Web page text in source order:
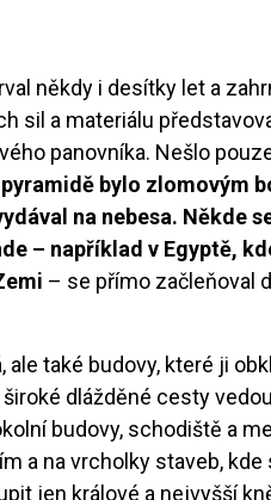
někdy i desítky let a
sil a materiálu
panovníka. Nešlo
bylo zlomovým
na nebesa. Někde
– například v Egyptě,
– se přímo začleňoval
také budovy, které ji
dlážděné cesty
budovy, schodiště a
a na vrcholky staveb, kde
jen králové a nejvyšší